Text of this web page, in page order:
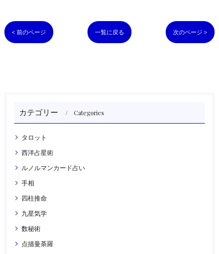
< 前のページ 一覧に戻る 次のページ >
カテゴリー Categories
タロット
西洋占星術
ルノルマンカード占い
手相
四柱推命
九星気学
数秘術
点描曼荼羅